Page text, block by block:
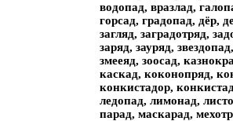
водопад, вразлад,
горсад, градопад, дёр,
загляд, заградотряд,
заряд, зауряд,
змееяд, зоосад,
каскад, коконопряд,
конкистадор,
ледопад, лимонад,
парад, маскарад,